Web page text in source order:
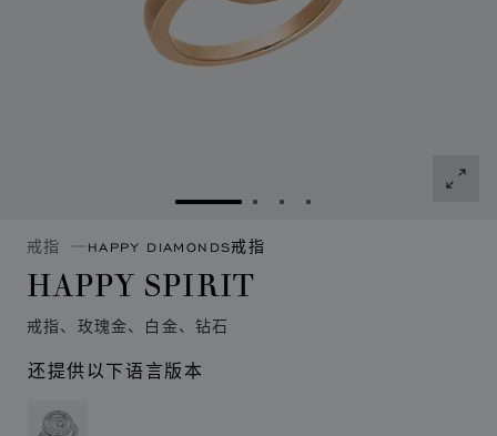
转到幻灯片 1转到幻灯片 2
转到幻灯片 3
转到幻灯片 4
戒指 HAPPY DIAMONDS戒指
HAPPY SPIRIT
戒指、玫瑰金、白金、钻石
还提供以下语言版本